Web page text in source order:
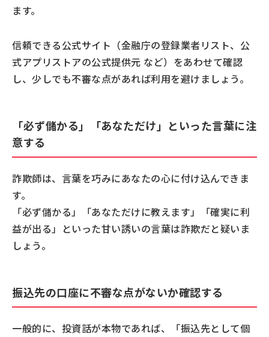
ます。
信頼できる公式サイト（金融庁の登録業者リスト、公
式アプリストアの公式提供元 など）をあわせて確認
し、少しでも不審な点があれば利用を避けましょう。
「必ず儲かる」「あなただけ」といった言葉に注
意する
詐欺師は、言葉を巧みにあなたの心に付け込んできま
す。
「必ず儲かる」「あなただけに教えます」「確実に利
益が出る」といった甘い誘いの言葉は詐欺だと疑いま
しょう。
振込先の口座に不審な点がないか確認する
一般的に、投資話が本物であれば、「振込先として個